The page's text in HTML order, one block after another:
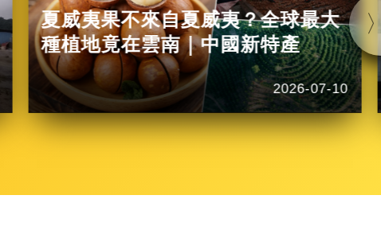
夏威夷果不來自夏威夷？全球最大
種植地竟在雲南｜中國新特產
2026-07-10